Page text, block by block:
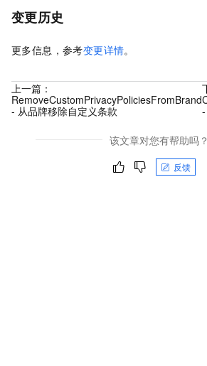
变更历史
更多信息，参考变更详情。
上一篇：
RemoveCustomPrivacyPoliciesFromBrand
- 从品牌移除自定义条款
该文章对您有帮助吗？
反馈